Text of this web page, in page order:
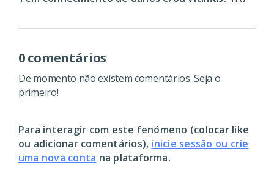
0 comentários
De momento não existem comentários. Seja o
primeiro!
Para interagir com este fenómeno (colocar like
ou adicionar comentários), inicie sessão ou crie
uma nova conta na plataforma.